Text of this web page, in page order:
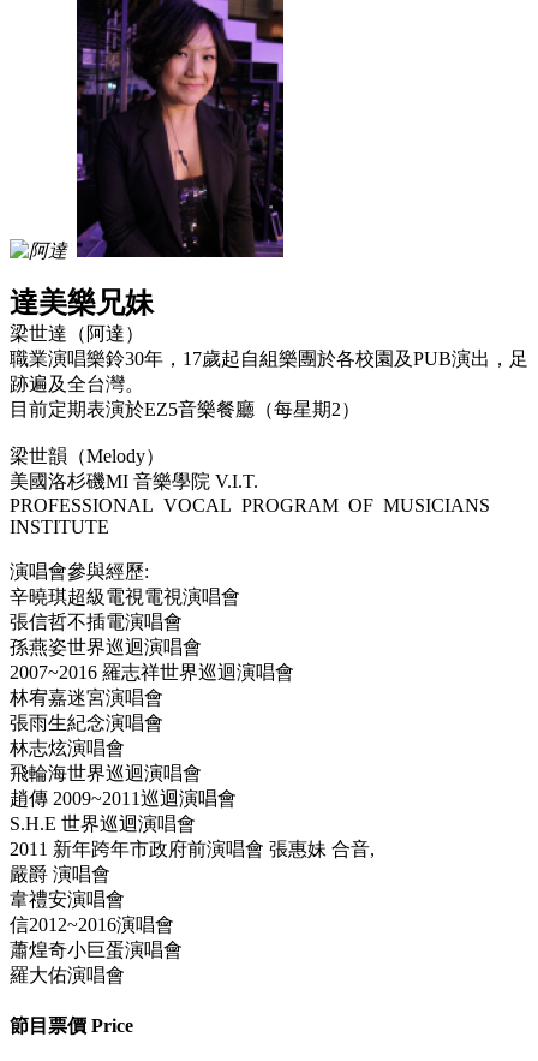
達美樂兄妹
梁世達（阿達）
職業演唱樂鈴30年，17歲起自組樂團於各校園及PUB演出，足
跡遍及全台灣。
目前定期表演於EZ5音樂餐廳（每星期2）
梁世韻（Melody）
美國洛杉磯MI 音樂學院 V.I.T.
PROFESSIONAL VOCAL PROGRAM OF MUSICIANS
INSTITUTE
演唱會參與經歷:
辛曉琪超級電視電視演唱會
張信哲不插電演唱會
孫燕姿世界巡迴演唱會
2007~2016 羅志祥世界巡迴演唱會
林宥嘉迷宮演唱會
張雨生紀念演唱會
林志炫演唱會
飛輪海世界巡迴演唱會
趙傳 2009~2011巡迴演唱會
S.H.E 世界巡迴演唱會
2011 新年跨年市政府前演唱會 張惠妹 合音,
嚴爵 演唱會
韋禮安演唱會
信2012~2016演唱會
蕭煌奇小巨蛋演唱會
羅大佑演唱會
節目票價 Price